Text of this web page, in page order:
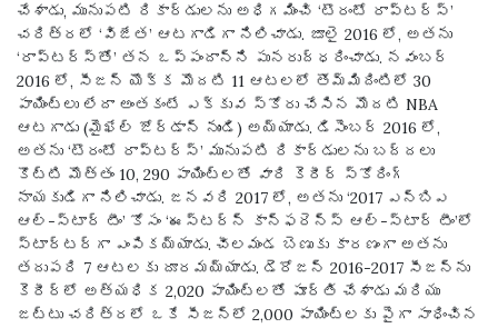
చేశాడు, మునుపటి రికార్డులను అధిగమించి ‘టొరంటో రాప్టర్స్’
చరిత్రలో ‘విజేత’ ఆటగాడిగా నిలిచాడు. జూలై 2016 లో, అతను
‘రాప్టర్స్‌తో’ తన ఒప్పందాన్ని పునరుద్ధరించాడు. నవంబర్
2016 లో, సీజన్ యొక్క మొదటి 11 ఆటలలో తొమ్మిదింటిలో 30
పాయింట్లు లేదా అంతకంటే ఎక్కువ స్కోరు చేసిన మొదటి NBA
ఆటగాడు (మైఖేల్ జోర్డాన్ నుండి) అయ్యాడు. డిసెంబర్ 2016 లో,
అతను ‘టొరంటో రాప్టర్స్’ మునుపటి రికార్డులను బద్దలు
కొట్టి మొత్తం 10, 290 పాయింట్లతో వారి కెరీర్ స్కోరింగ్
నాయకుడిగా నిలిచాడు. జనవరి 2017 లో, అతను ‘2017 ఎన్బిఎ
ఆల్-స్టార్ టీం’ కోసం ‘ఈస్టర్న్ కాన్ఫరెన్స్ ఆల్-స్టార్ టీం’లో
స్టార్టర్‌గా ఎంపికయ్యాడు. చీలమండ బెణుకు కారణంగా అతను
తదుపరి 7 ఆటలకు దూరమయ్యాడు. డెరోజన్ 2016-2017 సీజన్‌ను
కెరీర్‌లో అత్యధిక 2,020 పాయింట్లతో పూర్తి చేశాడు మరియు
జట్టు చరిత్రలో ఒకే సీజన్‌లో 2,000 పాయింట్లకు పైగా సాధించిన